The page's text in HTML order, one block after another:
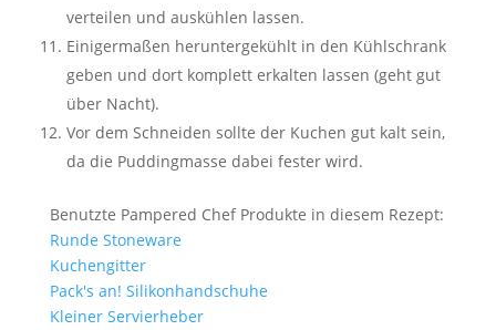
verteilen und auskühlen lassen.
Einigermaßen heruntergekühlt in den Kühlschrank
geben und dort komplett erkalten lassen (geht gut
über Nacht).
Vor dem Schneiden sollte der Kuchen gut kalt sein,
da die Puddingmasse dabei fester wird.
Benutzte Pampered Chef Produkte in diesem Rezept:
Runde Stoneware
Kuchengitter
Pack's an! Silikonhandschuhe
Kleiner Servierheber